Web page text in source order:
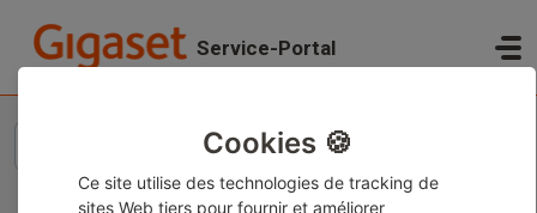
Service-Portal
Cookies 🍪
Ce site utilise des technologies de tracking de
sites Web tiers pour fournir et améliorer